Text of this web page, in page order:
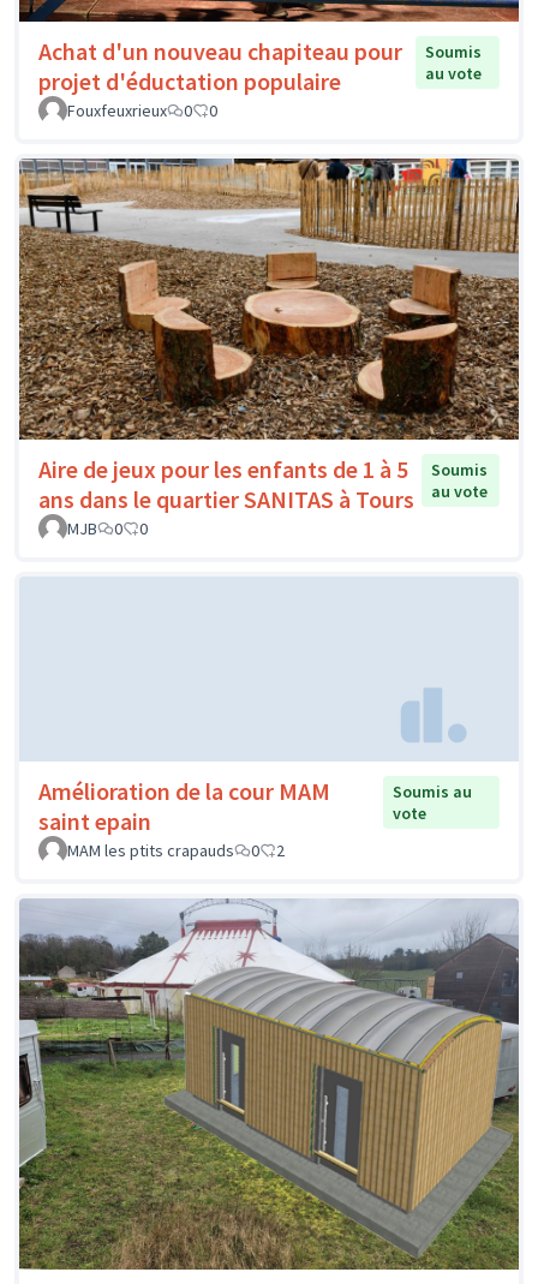
Achat d'un nouveau chapiteau pour
projet d'éductation populaire
Soumis
au vote
Fouxfeuxrieux
0 0
Aire de jeux pour les enfants de 1 à 5
ans dans le quartier SANITAS à Tours
Soumis
au vote
MJB
0 0
Amélioration de la cour MAM
saint epain
Soumis au
vote
MAM les ptits crapauds
0 2